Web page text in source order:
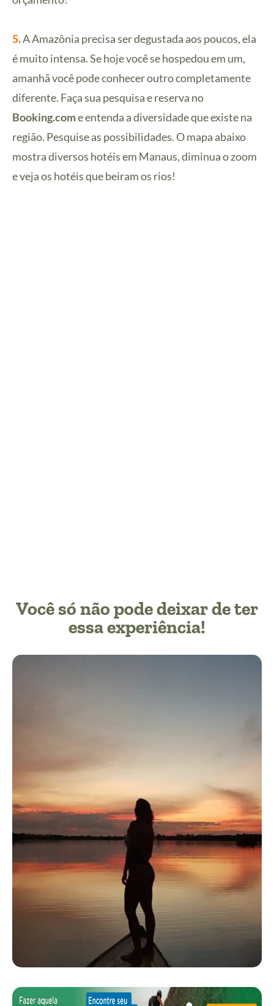
5.A Amazônia precisa ser degustada aos poucos, ela
é muito intensa. Se hoje você se hospedou em um,
amanhã você pode conhecer outro completamente
diferente. Faça sua pesquisa e reserva no
Booking.come entenda a diversidade que existe na
região. Pesquise as possibilidades. O mapa abaixo
mostra diversos hotéis em Manaus, diminua o zoom
e veja os hotéis que beiram os rios!
Você só não pode deixar de ter
essa experiência!